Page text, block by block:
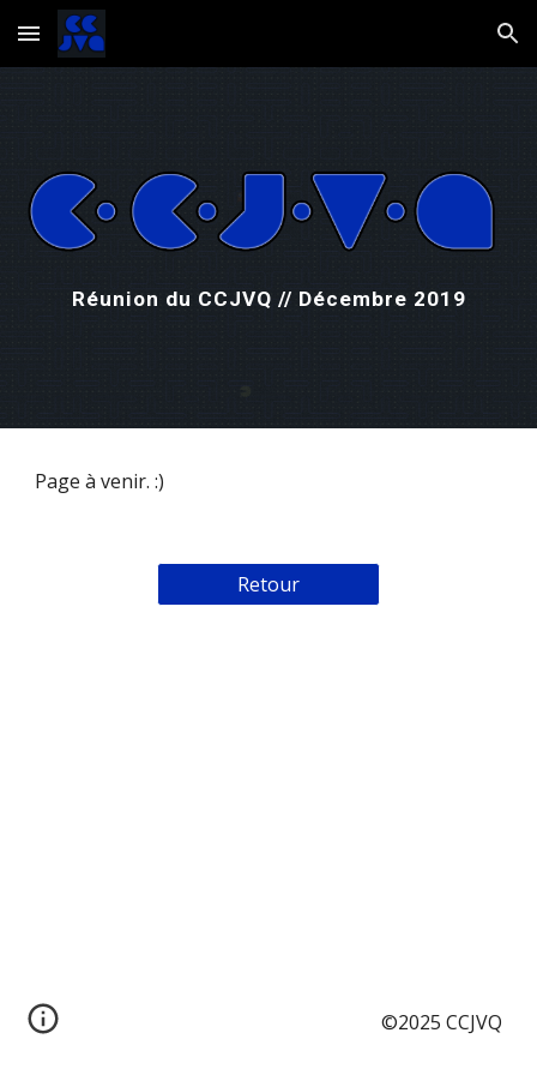
Skip to main content Skip to navigation
Réunion du CCJVQ // Décembre 2019
Page à venir. :)
Retour
©2025 CCJVQ